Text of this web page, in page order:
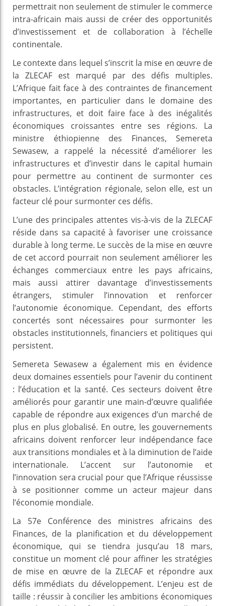
permettrait non seulement de stimuler le commerce
intra-africain mais aussi de créer des opportunités
d’investissement et de collaboration à l’échelle
continentale.
Le contexte dans lequel s’inscrit la mise en œuvre de
la ZLECAF est marqué par des défis multiples.
L’Afrique fait face à des contraintes de financement
importantes, en particulier dans le domaine des
infrastructures, et doit faire face à des inégalités
économiques croissantes entre ses régions. La
ministre éthiopienne des Finances, Semereta
Sewasew, a rappelé la nécessité d’améliorer les
infrastructures et d’investir dans le capital humain
pour permettre au continent de surmonter ces
obstacles. L’intégration régionale, selon elle, est un
facteur clé pour surmonter ces défis.
L’une des principales attentes vis-à-vis de la ZLECAF
réside dans sa capacité à favoriser une croissance
durable à long terme. Le succès de la mise en œuvre
de cet accord pourrait non seulement améliorer les
échanges commerciaux entre les pays africains,
mais aussi attirer davantage d’investissements
étrangers, stimuler l’innovation et renforcer
l’autonomie économique. Cependant, des efforts
concertés sont nécessaires pour surmonter les
obstacles institutionnels, financiers et politiques qui
persistent.
Semereta Sewasew a également mis en évidence
deux domaines essentiels pour l’avenir du continent
: l’éducation et la santé. Ces secteurs doivent être
améliorés pour garantir une main-d’œuvre qualifiée
capable de répondre aux exigences d’un marché de
plus en plus globalisé. En outre, les gouvernements
africains doivent renforcer leur indépendance face
aux transitions mondiales et à la diminution de l’aide
internationale. L’accent sur l’autonomie et
l’innovation sera crucial pour que l’Afrique réussisse
à se positionner comme un acteur majeur dans
l’économie mondiale.
La 57e Conférence des ministres africains des
Finances, de la planification et du développement
économique, qui se tiendra jusqu’au 18 mars,
constitue un moment clé pour affiner les stratégies
de mise en œuvre de la ZLECAF et répondre aux
défis immédiats du développement. L’enjeu est de
taille : réussir à concilier les ambitions économiques